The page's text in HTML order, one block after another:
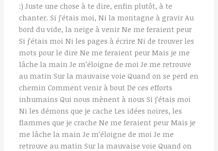
:) Juste une chose à te dire, enfin plutôt, à te
chanter. Si j’étais moi, Ni la montagne à gravir Au
bord du vide, la neige à venir Ne me feraient peur
Si j’étais moi Ni les pages à écrire Ni de trouver les
mots pour le dire Ne me feraient peur Mais je me
lâche la main Je m’éloigne de moi Je me retrouve
au matin Sur la mauvaise voie Quand on se perd en
chemin Comment venir à bout De ces efforts
inhumains Qui nous mènent à nous Si j’étais moi
Ni les démons que je cache Les idées noires, les
flammes que je crache Ne me feraient peur Mais je
me lâche la main Je m’éloigne de moi Je me
retrouve au matin Sur la mauvaise voie Quand on